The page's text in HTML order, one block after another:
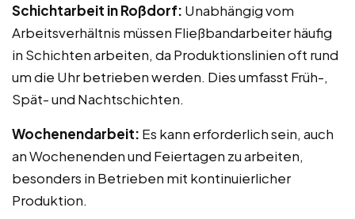
Schichtarbeit in Roßdorf: Unabhängig vom
Arbeitsverhältnis müssen Fließbandarbeiter häufig
in Schichten arbeiten, da Produktionslinien oft rund
um die Uhr betrieben werden. Dies umfasst Früh-,
Spät- und Nachtschichten.
Wochenendarbeit: Es kann erforderlich sein, auch
an Wochenenden und Feiertagen zu arbeiten,
besonders in Betrieben mit kontinuierlicher
Produktion.